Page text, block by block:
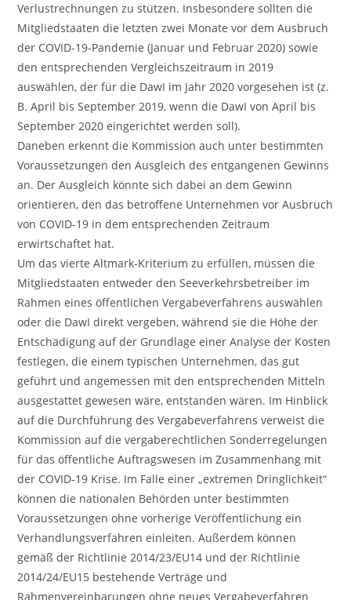
Verlustrechnungen zu stützen. Insbesondere sollten die
Mitgliedstaaten die letzten zwei Monate vor dem Ausbruch
der COVID-19-Pandemie (Januar und Februar 2020) sowie
den entsprechenden Vergleichszeitraum in 2019
auswählen, der für die DawI im Jahr 2020 vorgesehen ist (z.
B. April bis September 2019, wenn die DawI von April bis
September 2020 eingerichtet werden soll).
Daneben erkennt die Kommission auch unter bestimmten
Voraussetzungen den Ausgleich des entgangenen Gewinns
an. Der Ausgleich könnte sich dabei an dem Gewinn
orientieren, den das betroffene Unternehmen vor Ausbruch
von COVID-19 in dem entsprechenden Zeitraum
erwirtschaftet hat.
Um das vierte Altmark-Kriterium zu erfüllen, müssen die
Mitgliedstaaten entweder den Seeverkehrsbetreiber im
Rahmen eines öffentlichen Vergabeverfahrens auswählen
oder die DawI direkt vergeben, während sie die Höhe der
Entschädigung auf der Grundlage einer Analyse der Kosten
festlegen, die einem typischen Unternehmen, das gut
geführt und angemessen mit den entsprechenden Mitteln
ausgestattet gewesen wäre, entstanden wären. Im Hinblick
auf die Durchführung des Vergabeverfahrens verweist die
Kommission auf die vergaberechtlichen Sonderregelungen
für das öffentliche Auftragswesen im Zusammenhang mit
der COVID-19 Krise. Im Falle einer „extremen Dringlichkeit“
können die nationalen Behörden unter bestimmten
Voraussetzungen ohne vorherige Veröffentlichung ein
Verhandlungsverfahren einleiten. Außerdem können
gemäß der Richtlinie 2014/23/EU14 und der Richtlinie
2014/24/EU15 bestehende Verträge und
Rahmenvereinbarungen ohne neues Vergabeverfahren